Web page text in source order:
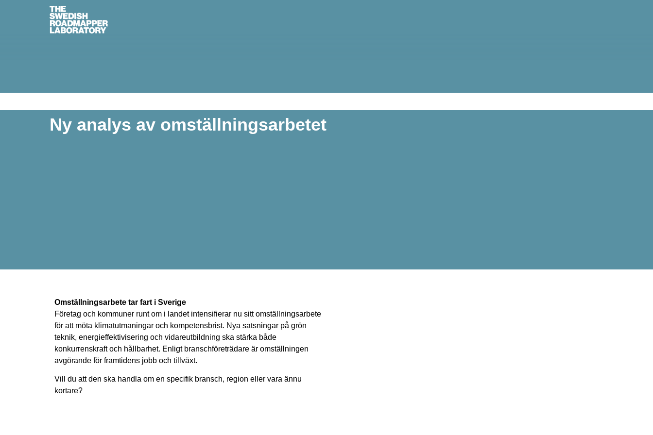
Ny analys av omställningsarbetet
Omställningsarbete tar fart i Sverige
Företag och kommuner runt om i landet intensifierar nu sitt omställningsarbete
för att möta klimatutmaningar och kompetensbrist. Nya satsningar på grön
teknik, energieffektivisering och vidareutbildning ska stärka både
konkurrenskraft och hållbarhet. Enligt branschföreträdare är omställningen
avgörande för framtidens jobb och tillväxt.
Vill du att den ska handla om en specifik bransch, region eller vara ännu
kortare?